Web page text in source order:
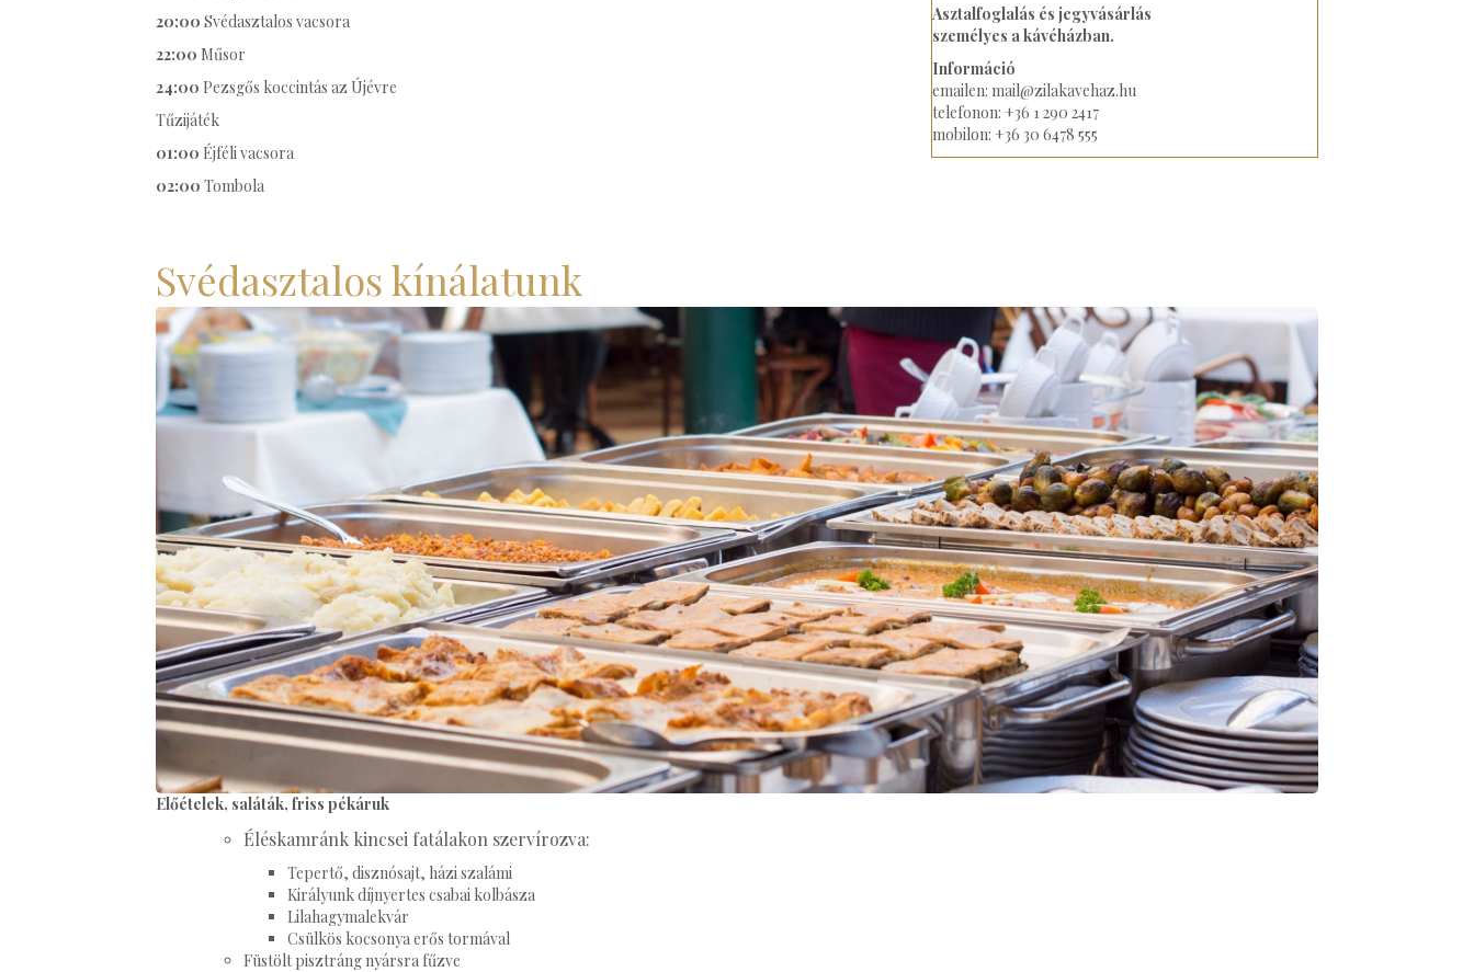
20:00 Svédasztalos vacsora
22:00 Műsor
24:00 Pezsgős koccintás az Újévre
Tűzijáték
01:00 Éjféli vacsora
02:00 Tombola
Asztalfoglalás és jegyvásárlás
személyes a kávéházban.
Információ
emailen: mail@zilakavehaz.hu
telefonon: +36 1 290 2417
mobilon: +36 30 6478 555
Svédasztalos kínálatunk
Előételek, saláták, friss pékáruk
Éléskamránk kincsei fatálakon szervírozva:
Tepertő, disznósajt, házi szalámi
Királyunk díjnyertes csabai kolbásza
Lilahagymalekvár
Csülkös kocsonya erős tormával
Füstölt pisztráng nyársra fűzve